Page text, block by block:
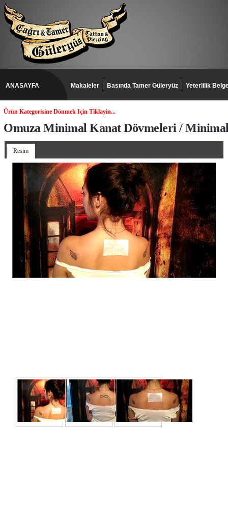
ANASAYFA Makaleler Basında Tamer Güleryüz Yeterlilik
Ürün Kategorisine Dönmek Için Tiklayin...
Omuza Minimal Kanat Dövmeleri /
Resim